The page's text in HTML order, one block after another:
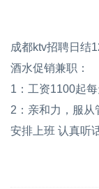
成都ktv招聘日结
酒水促销兼职：
1：工资1100起
2：亲和力，服从
安排上班 认真听